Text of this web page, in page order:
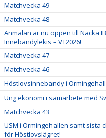
Matchvecka 49
Matchvecka 48
Anmälan är nu öppen till Nacka
Innebandylekis – VT2026!
Matchvecka 47
Matchvecka 46
Höstlovsinnebandy i
Ung ekonomi i samarbete med
Matchvecka 43
USM i Ormingehallen samt sista
för Höstlovslägret!